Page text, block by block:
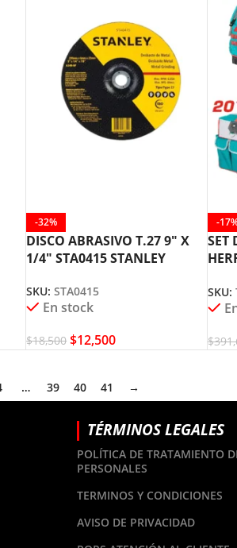
-32%
DISCO ABRASIVO T.27 9″ X
1/4″ STA0415 STANLEY
SKU:STA0415
En stock
$18,500 $12,500
-
SET
SKU:
$
… 39 40 41 →
TÉRMINOS LEGALES
POLÍTICA DE TRATAMIENTO
PERSONALES
TERMINOS Y CONDICIONES
AVISO DE PRIVACIDAD